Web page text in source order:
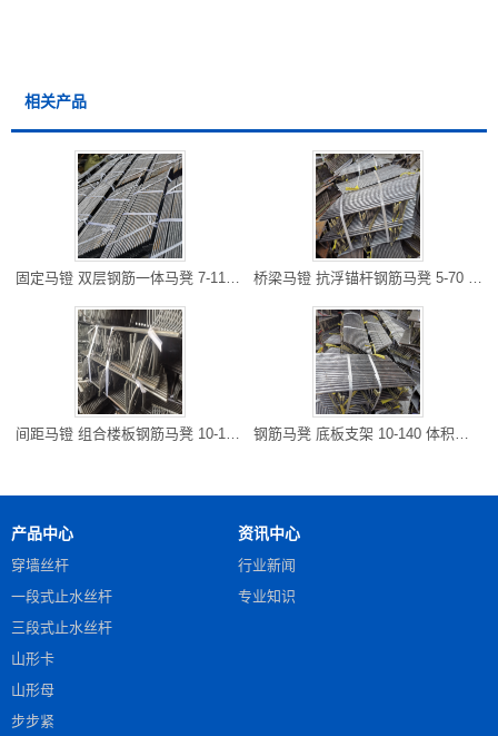
相关产品
固定马镫 双层钢筋一体马凳 7-110 造型多样 运输便捷 贵阳库房发 桥梁马镫 抗浮锚杆钢筋马凳 5-70 承载量大 提高施工效率 垫江库
间距马镫 组合楼板钢筋马凳 10-130 抗疲劳 承载施工荷载 重庆库 钢筋马凳 底板支架 10-140 体积小 可重复利用施工 江北库房发货
产品中心
穿墙丝杆
一段式止水丝杆
三段式止水丝杆
山形卡
山形母
步步紧
资讯中心
行业新闻
专业知识